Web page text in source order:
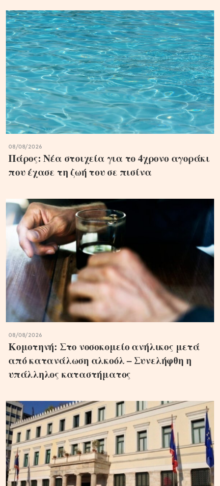
08/08/2026
Πάρος: Νέα στοιχεία για το 4χρονο αγοράκι
που έχασε τη ζωή του σε πισίνα
08/08/2026
Κομοτηνή: Στο νοσοκομείο ανήλικος μετά
από κατανάλωση αλκοόλ – Συνελήφθη η
υπάλληλος καταστήματος